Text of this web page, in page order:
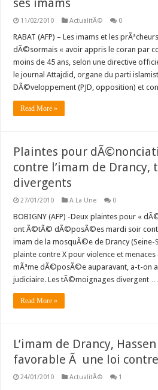
ses imams
11/02/2010 ActualitÃ© 0
RABAT (AFP) – Les imams et les
dÃ©sormais « avoir appris le coran par
moins de 45 ans, selon une directive
le journal Attajdid, organe du parti
DÃ©veloppement (PJD, opposition) et
Read More »
Plaintes pour
contre l’imam de Drancy,
divergents
27/01/2010 A La Une 0
BOBIGNY (AFP) -Deux plaintes pour «
ont Ã©tÃ© dÃ©posÃ©es mardi soir
imam de la mosquÃ©e de Drancy (Seine-
plainte contre X pour violence et menaces
mÃªme dÃ©posÃ©e auparavant, a-t-on
judiciaire. Les tÃ©moignages divergent …
Read More »
L’imam de Drancy,
favorable Ã une loi
24/01/2010 ActualitÃ© 1